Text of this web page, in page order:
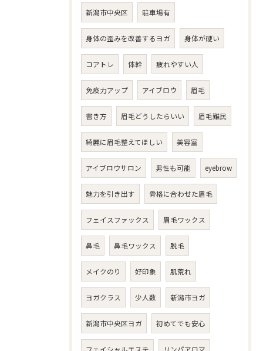
新潟市中央区 駐車場有
身体の歪みを改善するヨガ 身体が硬い
コアトレ 体幹 疲れやすい人
免疫力アップ アイブロウ 眉毛
書き方 眉毛どうしたらいい 眉毛難民
綺麗に眉毛整えてほしい 美容室
アイブロウサロン 男性も可能 eyebrow
魅力を引き出す 骨格に合わせた眉毛
フェイスファックス 眉毛ワックス
鼻毛 鼻毛ワックス 脱毛
メイクのり 好印象 肌荒れ
ヨガクラス 少人数 新潟市ヨガ
新潟市中央区ヨガ 初めてでも安心